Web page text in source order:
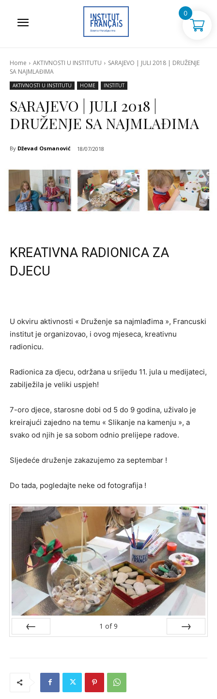
Home AKTIVNOSTI U INSTITUTU
SARAJEVO | JULI 2018 | DRUŽENJE
SA NAJMLAĐIMA
AKTIVNOSTI U INSTITUTU HOME INSTITUT
SARAJEVO | JULI 2018 |
DRUŽENJE SA NAJMLAĐIMA
By Dževad Osmanović 18/07/2018
KREATIVNA RADIONICA ZA
DJECU
U okviru aktivnosti « Druženje sa najmlađima », Francuski
institut je organizovao, i ovog mjeseca, kreativnu
radionicu.
Radionica za djecu, održana u srijedu 11. jula u medijateci,
zabilježila je veliki uspjeh!
7-oro djece, starosne dobi od 5 do 9 godina, uživalo je
kreirajući zajedno na temu « Slikanje na kamenju », a
svako od njih je sa sobom odnio prelijepe radove.
Sljedeće druženje zakazujemo za septembar !
Do tada, pogledajte neke od fotografija !
1 of 9
0